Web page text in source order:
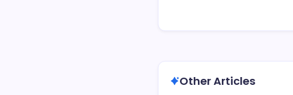
Other Articles